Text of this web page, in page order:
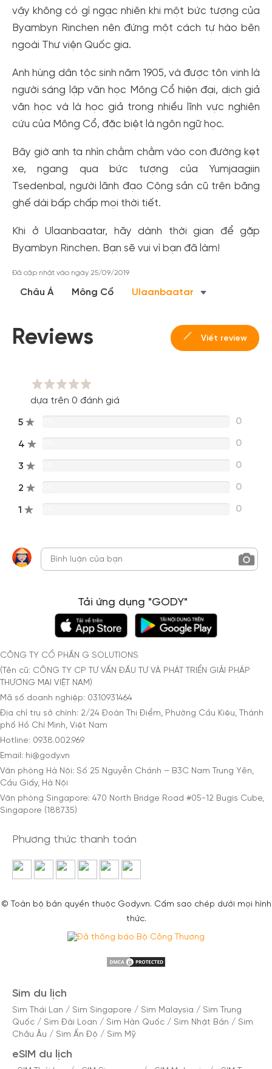
vậy không có gì ngạc nhiên khi một bức tượng của
Byambyn Rinchen nên đứng một cách tự hào bên
ngoài Thư viện Quốc gia.
Anh hùng dân tộc sinh năm 1905, và được tôn vinh là
người sáng lập văn học Mông Cổ hiện đại, dịch giả
văn học và là học giả trong nhiều lĩnh vực nghiên
cứu của Mông Cổ, đặc biệt là ngôn ngữ học.
Bây giờ anh ta nhìn chằm chằm vào con đường kẹt
xe, ngang qua bức tượng của Yumjaagiin
Tsedenbal, người lãnh đạo Cộng sản cũ trên băng
ghế dài bấp chấp mọi thời tiết.
Khi ở Ulaanbaatar, hãy dành thời gian để gặp
Byambyn Rinchen. Bạn sẽ vui vì bạn đã làm!
Đã cập nhật vào ngày 25/09/2019
Châu Á Mông Cổ Ulaanbaatar
Reviews Viết review
dựa trên 0 đánh giá
5 0
4 0
3 0
2 0
1 0
Tải ứng dụng "GODY"
CÔNG TY CỔ PHẦN G SOLUTIONS
(Tên cũ: CÔNG TY CP TƯ VẤN ĐẦU TƯ VÀ PHÁT TRIỂN GIẢI PHÁP
THƯƠNG MẠI VIỆT NAM)
Mã số doanh nghiệp: 0310931464
Địa chỉ trụ sở chính: 2/24 Đoàn Thị Điểm, Phường Cầu Kiệu, Thành
phố Hồ Chí Minh, Việt Nam
Hotline: 0938.002.969
Email: hi@gody.vn
Văn phòng Hà Nội: Số 25 Nguyễn Chánh – B3C Nam Trung Yên,
Cầu Giấy, Hà Nội
Văn phòng Singapore: 470 North Bridge Road #05-12 Bugis Cube,
Singapore (188735)
Phương thức thanh toán
© Toàn bộ bản quyền thuộc Gody.vn. Cấm sao chép dưới mọi hình
thức.
Sim du lịch
Sim Thái Lan / Sim Singapore / Sim Malaysia / Sim Trung
Quốc / Sim Đài Loan / Sim Hàn Quốc / Sim Nhật Bản / Sim
Châu Âu / Sim Ấn Độ / Sim Mỹ
eSIM du lịch
Tạo tài khoản nhanh - nhận nhiều ưu
đãi!
dành cho thành viên đến từ các đối tác của Gody.vn dành
cho cộng đồng.
Đăng nhập Facebook